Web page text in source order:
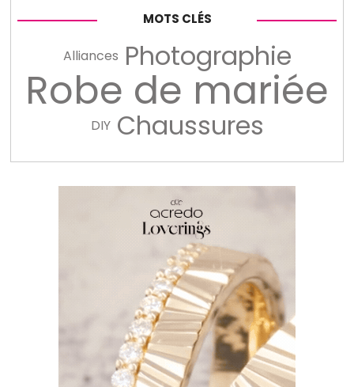
MOTS CLÉS
Alliances Photographie
Robe de mariée
DIY Chaussures